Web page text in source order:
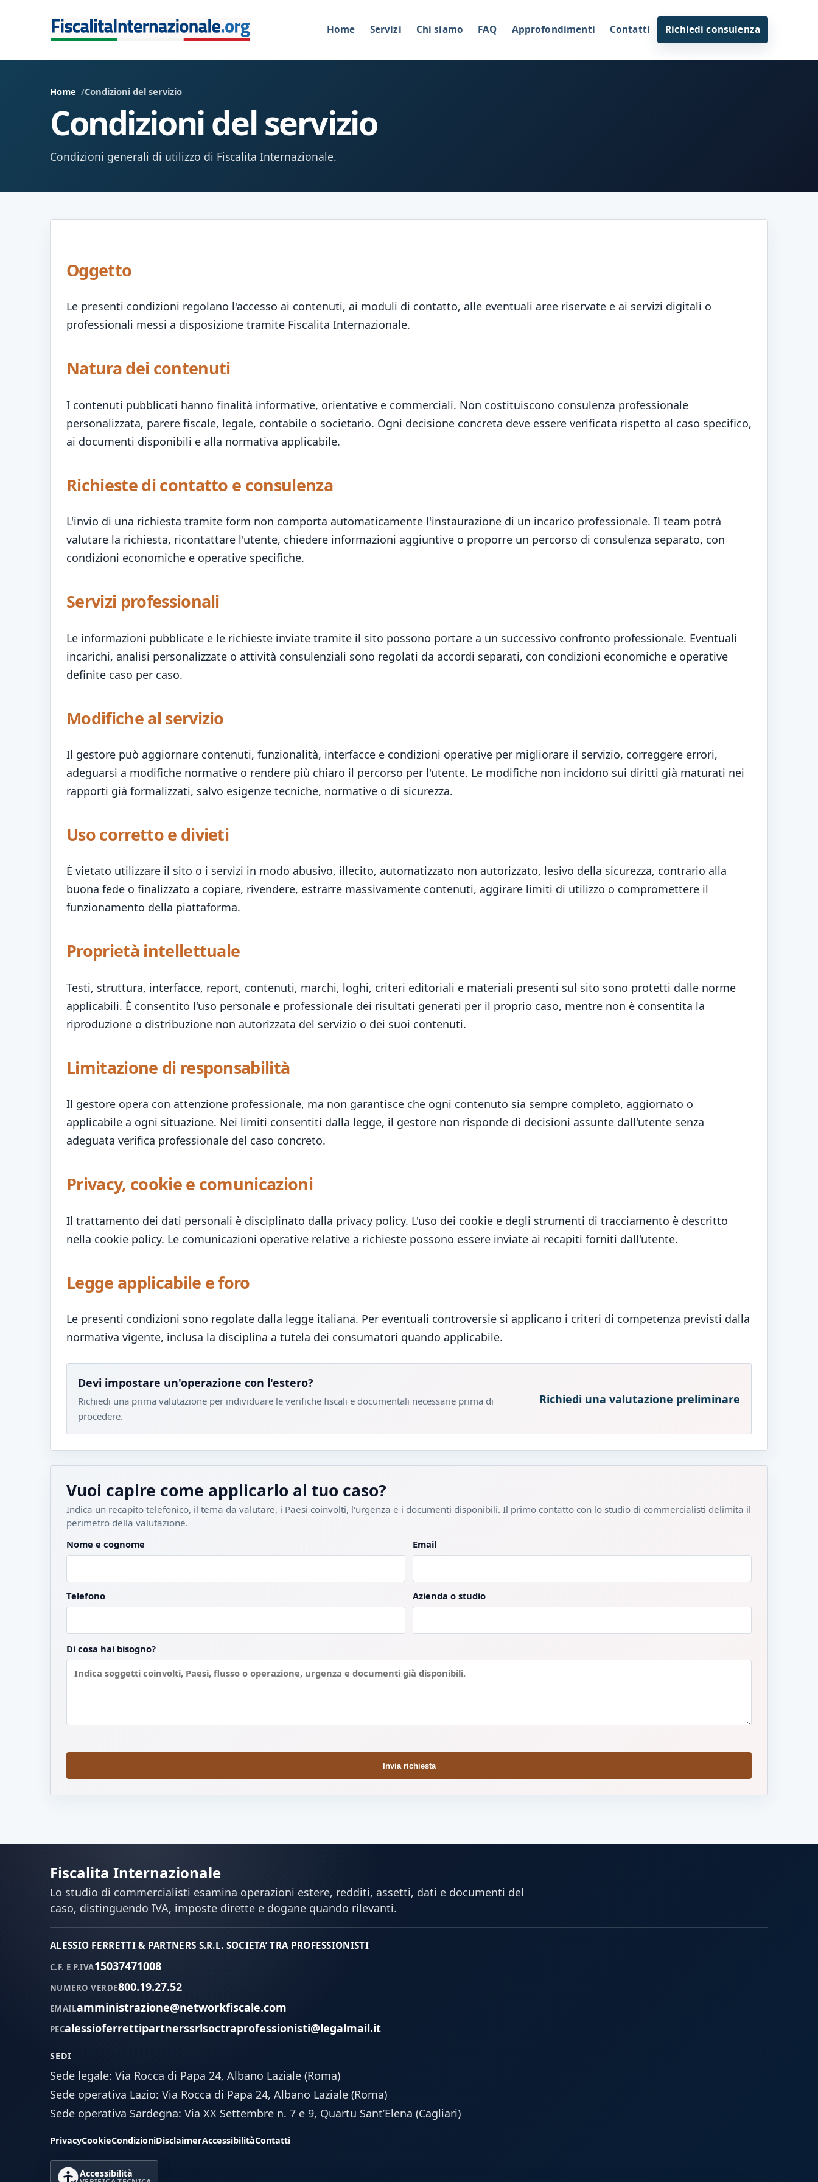
Home Servizi Chi siamo FAQ Approfondimenti Contatti Richiedi consulenza
Home Condizioni del servizio
Condizioni del servizio
Condizioni generali di utilizzo di Fiscalita Internazionale.
Oggetto
Le presenti condizioni regolano l'accesso ai contenuti, ai moduli di contatto, alle eventuali aree riservate e ai servizi digitali o
professionali messi a disposizione tramite Fiscalita Internazionale.
Natura dei contenuti
I contenuti pubblicati hanno finalità informative, orientative e commerciali. Non costituiscono consulenza professionale
personalizzata, parere fiscale, legale, contabile o societario. Ogni decisione concreta deve essere verificata rispetto al caso specifico,
ai documenti disponibili e alla normativa applicabile.
Richieste di contatto e consulenza
L'invio di una richiesta tramite form non comporta automaticamente l'instaurazione di un incarico professionale. Il team potrà
valutare la richiesta, ricontattare l'utente, chiedere informazioni aggiuntive o proporre un percorso di consulenza separato, con
condizioni economiche e operative specifiche.
Servizi professionali
Le informazioni pubblicate e le richieste inviate tramite il sito possono portare a un successivo confronto professionale. Eventuali
incarichi, analisi personalizzate o attività consulenziali sono regolati da accordi separati, con condizioni economiche e operative
definite caso per caso.
Modifiche al servizio
Il gestore può aggiornare contenuti, funzionalità, interfacce e condizioni operative per migliorare il servizio, correggere errori,
adeguarsi a modifiche normative o rendere più chiaro il percorso per l'utente. Le modifiche non incidono sui diritti già maturati nei
rapporti già formalizzati, salvo esigenze tecniche, normative o di sicurezza.
Uso corretto e divieti
È vietato utilizzare il sito o i servizi in modo abusivo, illecito, automatizzato non autorizzato, lesivo della sicurezza, contrario alla
buona fede o finalizzato a copiare, rivendere, estrarre massivamente contenuti, aggirare limiti di utilizzo o compromettere il
funzionamento della piattaforma.
Proprietà intellettuale
Testi, struttura, interfacce, report, contenuti, marchi, loghi, criteri editoriali e materiali presenti sul sito sono protetti dalle norme
applicabili. È consentito l'uso personale e professionale dei risultati generati per il proprio caso, mentre non è consentita la
riproduzione o distribuzione non autorizzata del servizio o dei suoi contenuti.
Limitazione di responsabilità
Il gestore opera con attenzione professionale, ma non garantisce che ogni contenuto sia sempre completo, aggiornato o
applicabile a ogni situazione. Nei limiti consentiti dalla legge, il gestore non risponde di decisioni assunte dall'utente senza
adeguata verifica professionale del caso concreto.
Privacy, cookie e comunicazioni
Il trattamento dei dati personali è disciplinato dalla privacy policy. L'uso dei cookie e degli strumenti di tracciamento è descritto
nella cookie policy. Le comunicazioni operative relative a richieste possono essere inviate ai recapiti forniti dall'utente.
Legge applicabile e foro
Le presenti condizioni sono regolate dalla legge italiana. Per eventuali controversie si applicano i criteri di competenza previsti dalla
normativa vigente, inclusa la disciplina a tutela dei consumatori quando applicabile.
Devi impostare un'operazione con l'estero?
Richiedi una prima valutazione per individuare le verifiche fiscali e documentali necessarie prima di
procedere.
Richiedi una valutazione preliminare
Vuoi capire come applicarlo al tuo caso?
Indica un recapito telefonico, il tema da valutare, i Paesi coinvolti, l'urgenza e i documenti disponibili. Il primo contatto con lo studio di commercialisti delimita il
perimetro della valutazione.
Nome e cognome
Email
Telefono Azienda o studio
Di cosa hai bisogno?
Invia richiesta
Fiscalita Internazionale
Lo studio di commercialisti esamina operazioni estere, redditi, assetti, dati e documenti del
caso, distinguendo IVA, imposte dirette e dogane quando rilevanti.
ALESSIO FERRETTI & PARTNERS S.R.L. SOCIETA’ TRA PROFESSIONISTI
C.F. E P.IVA15037471008
NUMERO VERDE800.19.27.52
EMAILamministrazione@networkfiscale.com
PECalessioferrettipartnerssrlsoctraprofessionisti@legalmail.it
SEDI
Sede legale: Via Rocca di Papa 24, Albano Laziale (Roma)
Sede operativa Lazio: Via Rocca di Papa 24, Albano Laziale (Roma)
Sede operativa Sardegna: Via XX Settembre n. 7 e 9, Quartu Sant’Elena (Cagliari)
PrivacyCookieCondizioniDisclaimerAccessibilitàContatti
Accessibilità